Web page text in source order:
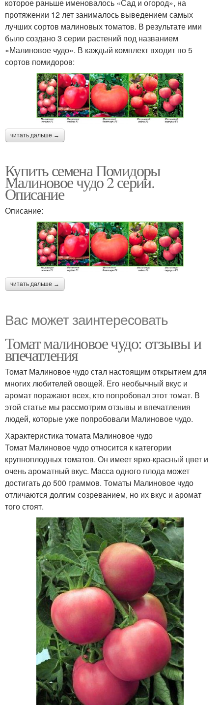
которое раньше именовалось «Сад и огород», на
протяжении 12 лет занималось выведением самых
лучших сортов малиновых томатов. В результате ими
было создано 3 серии растений под названием
«Малиновое чудо». В каждый комплект входит по 5
сортов помидоров:
читать дальше →
Купить семена Помидоры
Малиновое чудо 2 серии.
Описание
Описание:
читать дальше →
Вас может заинтересовать
Томат малиновое чудо: отзывы и
впечатления
Томат Малиновое чудо стал настоящим открытием для
многих любителей овощей. Его необычный вкус и
аромат поражают всех, кто попробовал этот томат. В
этой статье мы рассмотрим отзывы и впечатления
людей, которые уже попробовали Малиновое чудо.
Характеристика томата Малиновое чудо
Томат Малиновое чудо относится к категории
крупноплодных томатов. Он имеет ярко-красный цвет и
очень ароматный вкус. Масса одного плода может
достигать до 500 граммов. Томаты Малиновое чудо
отличаются долгим созреванием, но их вкус и аромат
того стоят.